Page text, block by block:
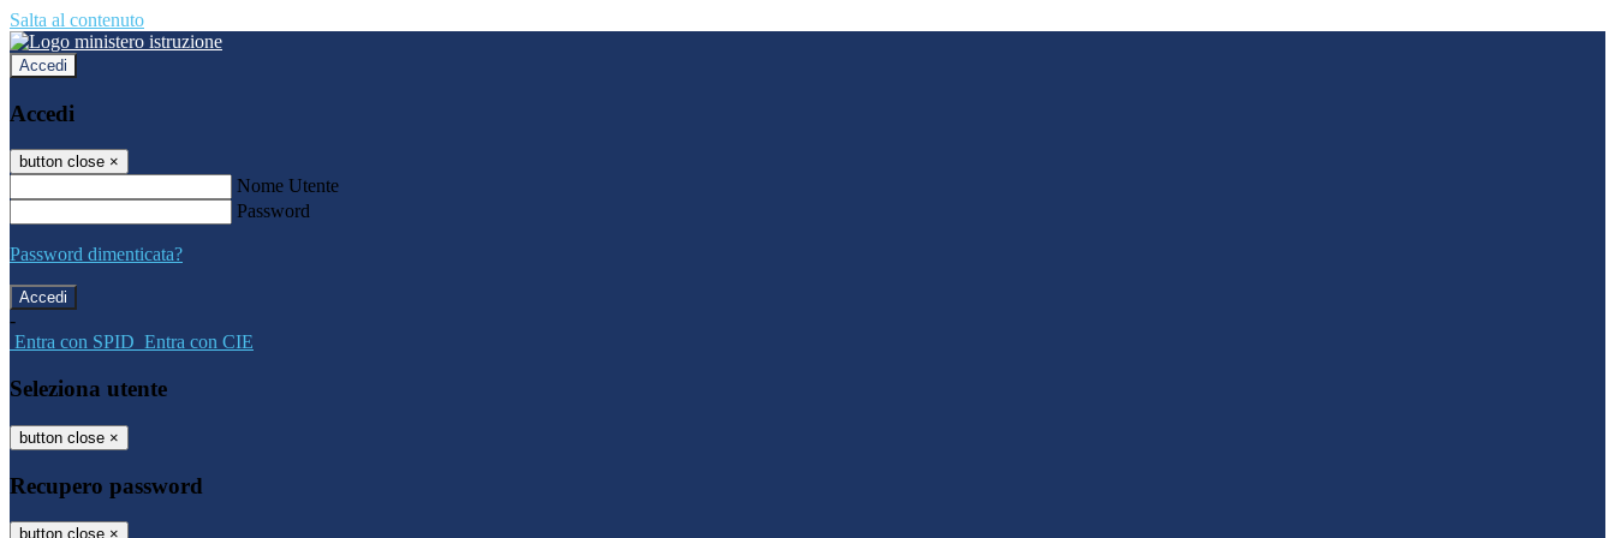
Salta al contenuto
Accedi
Accedi
button close ×
Nome Utente
Password
Password dimenticata?
-
Entra con SPID Entra con CIE
Seleziona utente
button close ×
Recupero password
button close ×